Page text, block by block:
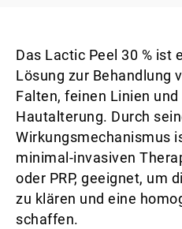
Das Lactic Peel 30 % ist
Lösung zur Behandlung
Falten, feinen Linien
Hautalterung. Durch
Wirkungsmechanismus
minimal-invasiven
oder PRP, geeignet, um
zu klären und eine
schaffen.